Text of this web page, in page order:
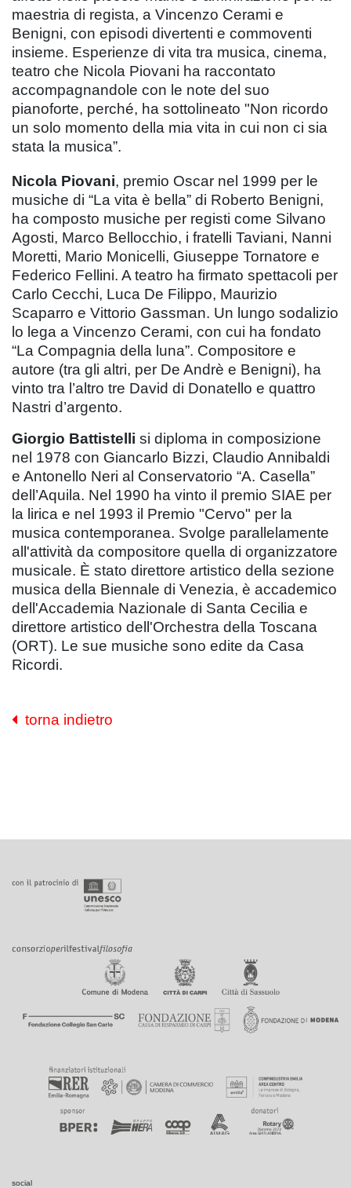
maestria di regista, a Vincenzo Cerami e
Benigni, con episodi divertenti e commoventi
insieme. Esperienze di vita tra musica, cinema,
teatro che Nicola Piovani ha raccontato
accompagnandole con le note del suo
pianoforte, perché, ha sottolineato "Non ricordo
un solo momento della mia vita in cui non ci sia
stata la musica”.
Nicola Piovani, premio Oscar nel 1999 per le
musiche di “La vita è bella” di Roberto Benigni,
ha composto musiche per registi come Silvano
Agosti, Marco Bellocchio, i fratelli Taviani, Nanni
Moretti, Mario Monicelli, Giuseppe Tornatore e
Federico Fellini. A teatro ha firmato spettacoli per
Carlo Cecchi, Luca De Filippo, Maurizio
Scaparro e Vittorio Gassman. Un lungo sodalizio
lo lega a Vincenzo Cerami, con cui ha fondato
“La Compagnia della luna”. Compositore e
autore (tra gli altri, per De Andrè e Benigni), ha
vinto tra l’altro tre David di Donatello e quattro
Nastri d’argento.
Giorgio Battistelli si diploma in composizione
nel 1978 con Giancarlo Bizzi, Claudio Annibaldi
e Antonello Neri al Conservatorio “A. Casella”
dell’Aquila. Nel 1990 ha vinto il premio SIAE per
la lirica e nel 1993 il Premio "Cervo" per la
musica contemporanea. Svolge parallelamente
all'attività da compositore quella di organizzatore
musicale. È stato direttore artistico della sezione
musica della Biennale di Venezia, è accademico
dell'Accademia Nazionale di Santa Cecilia e
direttore artistico dell'Orchestra della Toscana
(ORT). Le sue musiche sono edite da Casa
Ricordi.
torna indietro
social